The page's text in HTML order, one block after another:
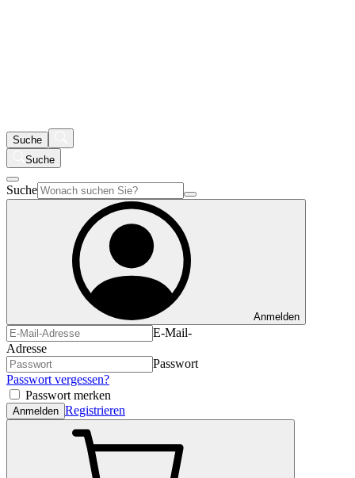
Suche
Suche
Suche
Anmelden
E-Mail-
Adresse
Passwort
Passwort vergessen?
Passwort merken
Anmelden Registrieren